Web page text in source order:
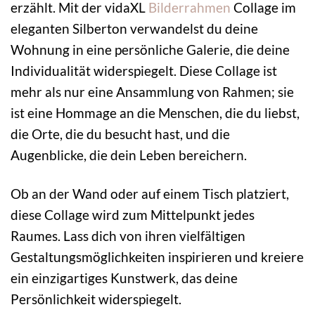
erzählt. Mit der vidaXL Bilderrahmen Collage im
eleganten Silberton verwandelst du deine
Wohnung in eine persönliche Galerie, die deine
Individualität widerspiegelt. Diese Collage ist
mehr als nur eine Ansammlung von Rahmen; sie
ist eine Hommage an die Menschen, die du liebst,
die Orte, die du besucht hast, und die
Augenblicke, die dein Leben bereichern.
Ob an der Wand oder auf einem Tisch platziert,
diese Collage wird zum Mittelpunkt jedes
Raumes. Lass dich von ihren vielfältigen
Gestaltungsmöglichkeiten inspirieren und kreiere
ein einzigartiges Kunstwerk, das deine
Persönlichkeit widerspiegelt.